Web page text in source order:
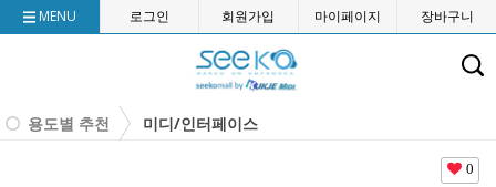
MENU 로그인 회원가입 마이페이지 장바구니
용도별 추천 미디/인터페이스
0